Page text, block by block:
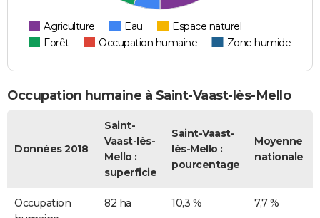
Agriculture Eau
Espace naturel
Forêt
Occupation humaine Zone humide
Occupation humaine à Saint-Vaast-lès-Mello
Données 2018
Saint-
Vaast-lès-
Mello :
superficie
Saint-Vaast-
lès-Mello :
pourcentage
Moyenne
nationale
Occupation
82 ha 10,3 % 7,7 %